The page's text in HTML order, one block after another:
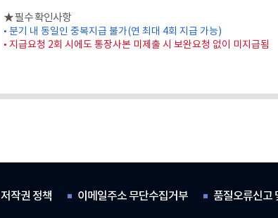
★ 필수 확인사항
• 분기 내 동일인 중복지급 불가(연 최대 4회 지급 가능)
• 지급요청 2회 시에도 통장사본 미제출 시 보완요청 없이 미지급됨
저작권 정책 이메일주소 무단수집거부 품질오류신고